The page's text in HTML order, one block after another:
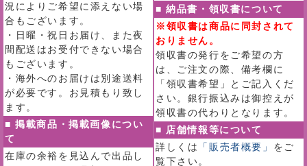
況によりご希望に添えない場
合もございます。
・日曜・祝日お届け、また夜
間配送はお受付できない場合
もございます。
・海外へのお届けは別途送料
が必要です。お見積もり致し
ます。
■ 掲載商品・掲載画像につい
て
在庫の余裕を見込んで出品し
■ 納品書・領収書について
※領収書は商品に同封されて
おりません。
領収書の発行をご希望の方
は、ご注文の際、備考欄に
「領収書希望」とご記入くだ
さい。銀行振込みは御控えが
領収書の代わりとなります。
■ 店舗情報等について
詳しくは
「販売者概要」 をご
覧下さい。